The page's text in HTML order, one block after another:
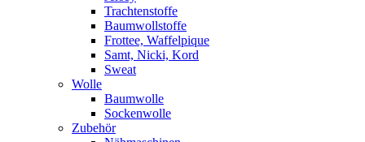
Trachtenstoffe
Baumwollstoffe
Frottee, Waffelpique
Samt, Nicki, Kord
Sweat
Wolle
Baumwolle
Sockenwolle
Zubehör